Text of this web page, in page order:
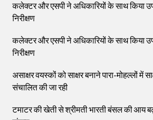
कलेक्टर और एसपी ने अधिकारियों के साथ किया
निरीक्षण
कलेक्टर और एसपी ने अधिकारियों के साथ किया
निरीक्षण
असाक्षर वयस्कों को साक्षर बनाने पारा-मोहल्लों में
संचालित की जा रही
टमाटर की खेती से श्रीमती भारती बंसल की आय